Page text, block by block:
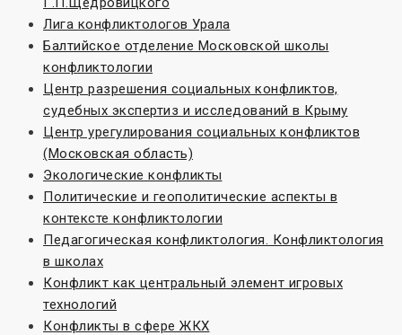
Лига конфликтологов Урала
Балтийское отделение Московской школы
конфликтологии
Центр разрешения социальных конфликтов,
судебных экспертиз и исследований в Крыму
Центр урегулирования социальных конфликтов
(Московская область)
Экологические конфликты
Политические и геополитические аспекты в
контексте конфликтологии
Педагогическая конфликтология. Конфликтология
в школах
Конфликт как центральный элемент игровых
технологий
Конфликты в сфере ЖКХ